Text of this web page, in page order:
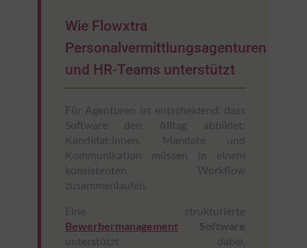
Wie Flowxtra
Personalvermittlungsagenturen
und HR-Teams unterstützt
Für Agenturen ist entscheidend, dass
Software den Alltag abbildet:
Kandidat:innen, Mandate und
Kommunikation müssen in einem
konsistenten Workflow
zusammenlaufen.
Eine strukturierte
Bewerbermanagement Software
unterstützt dabei,